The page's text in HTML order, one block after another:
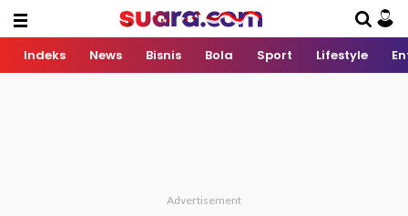
Indeks News Bisnis Bola Sport Lifestyle